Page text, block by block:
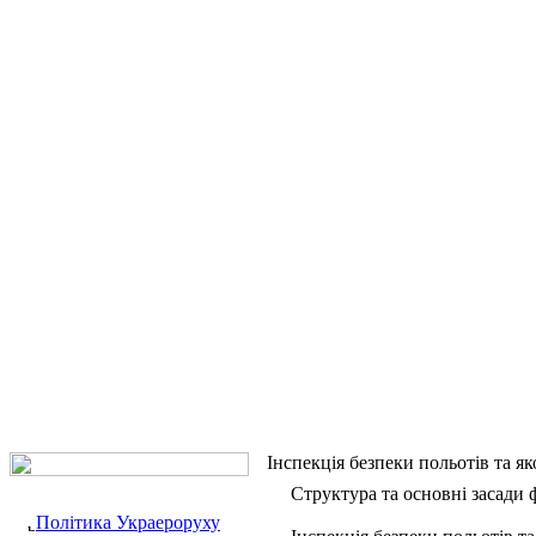
Політика Украероруху
Інспекція безпеки польотів та
Структура та основні засади